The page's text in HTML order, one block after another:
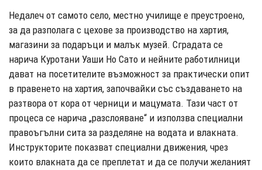
Недалеч от самото село, местно училище е преустроено,
за да разполага с цехове за производство на хартия,
магазини за подаръци и малък музей. Сградата се
нарича Куротани Уаши Но Сато и нейните работилници
дават на посетителите възможност за практически опит
в правенето на хартия, започвайки със създаването на
разтвора от кора от черници и мацумата. Тази част от
процеса се нарича „разслояване“ и използва специални
правоъгълни сита за разделяне на водата и влакната.
Инструкторите показват специални движения, чрез
които влакната да се преплетат и да се получи желаният